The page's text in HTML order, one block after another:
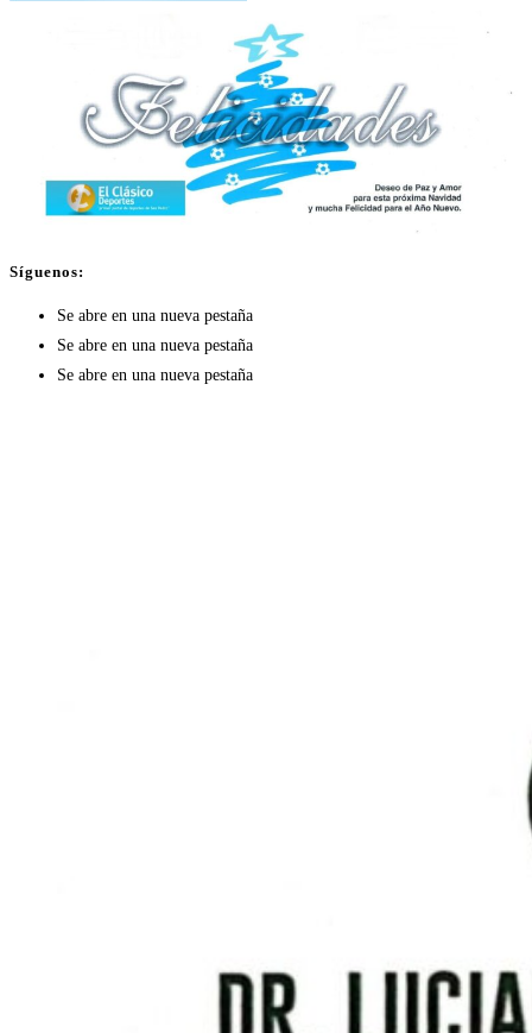
Síguenos:
Se abre en una nueva pestaña
Se abre en una nueva pestaña
Se abre en una nueva pestaña